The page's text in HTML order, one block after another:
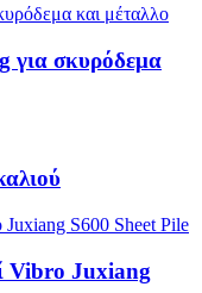
για σκυρόδεμα
Vibro Juxiang